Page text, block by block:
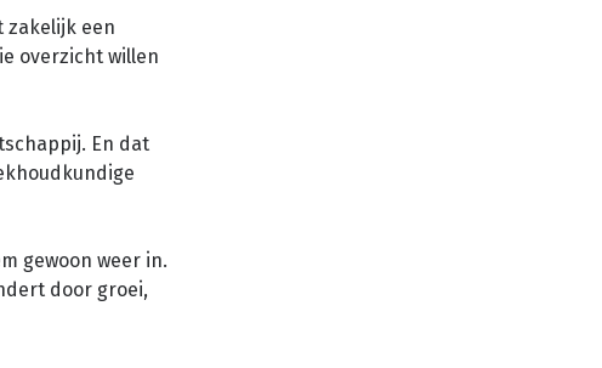
zakelijk een
overzicht willen
En dat
gewoon weer in.
door groei,